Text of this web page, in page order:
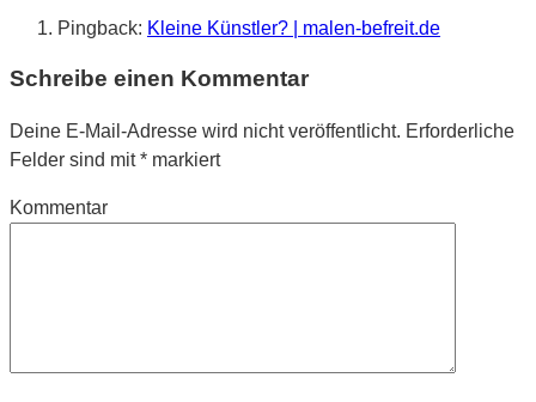
Pingback: Kleine Künstler? | malen-befreit.de
Schreibe einen Kommentar
Deine E-Mail-Adresse wird nicht veröffentlicht. Erforderliche
Felder sind mit* markiert
Kommentar